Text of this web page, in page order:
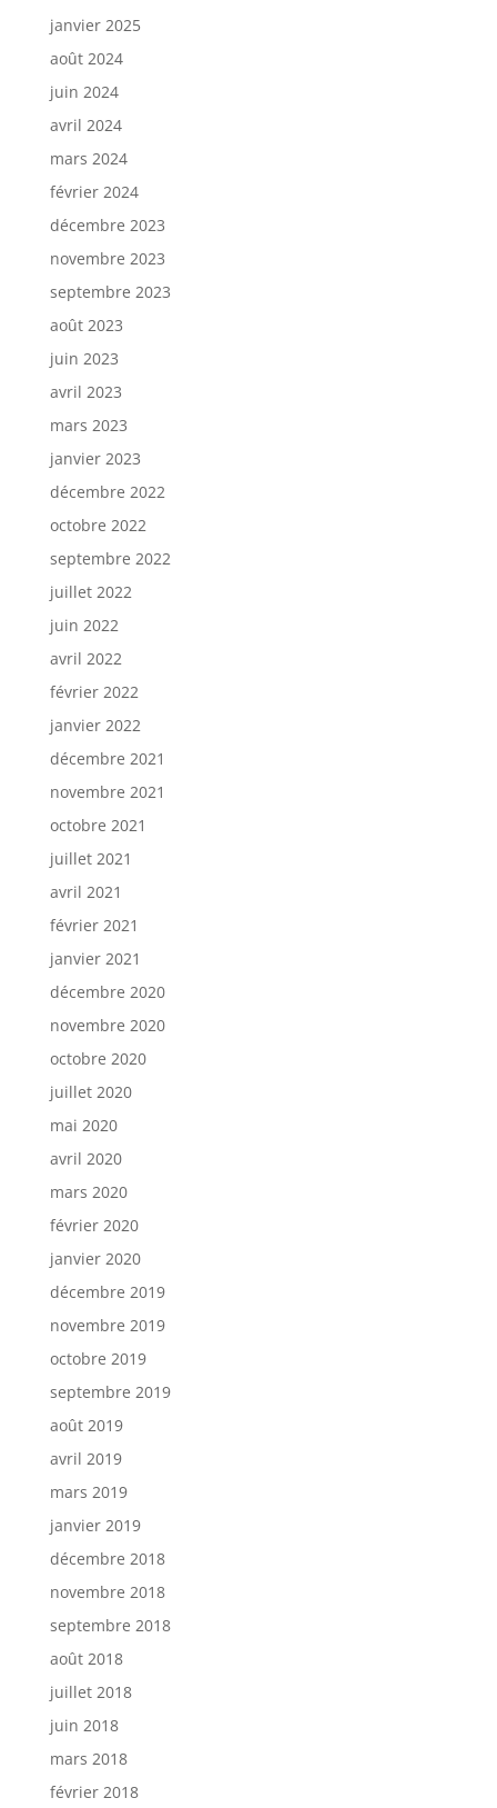
janvier 2025
août 2024
juin 2024
avril 2024
mars 2024
février 2024
décembre 2023
novembre 2023
septembre 2023
août 2023
juin 2023
avril 2023
mars 2023
janvier 2023
décembre 2022
octobre 2022
septembre 2022
juillet 2022
juin 2022
avril 2022
février 2022
janvier 2022
décembre 2021
novembre 2021
octobre 2021
juillet 2021
avril 2021
février 2021
janvier 2021
décembre 2020
novembre 2020
octobre 2020
juillet 2020
mai 2020
avril 2020
mars 2020
février 2020
janvier 2020
décembre 2019
novembre 2019
octobre 2019
septembre 2019
août 2019
avril 2019
mars 2019
janvier 2019
décembre 2018
novembre 2018
septembre 2018
août 2018
juillet 2018
juin 2018
mars 2018
février 2018